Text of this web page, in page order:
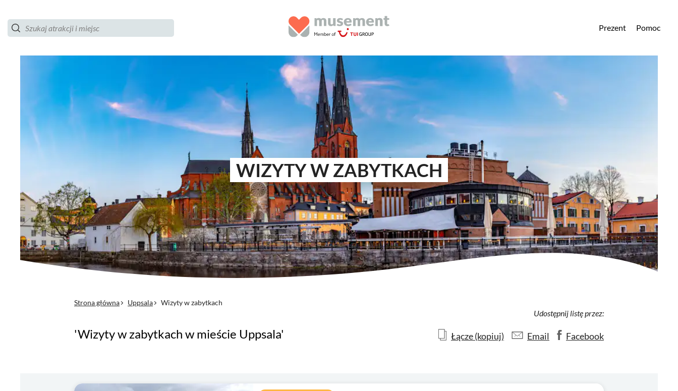
Prezent Pomoc
WIZYTY W ZABYTKACH
Strona główna Uppsala Wizyty w zabytkach
'Wizyty w zabytkach w mieście Uppsala'
Udostępnij listę przez:
Łącze (kopiuj) Email Facebook